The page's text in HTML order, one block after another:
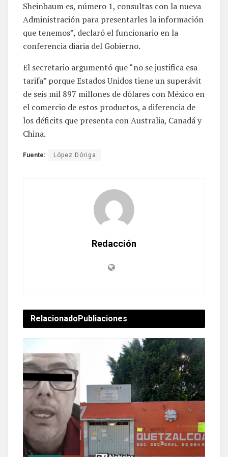
Sheinbaum es, número 1, consultas con la nueva
Administración para presentarles la información
que tenemos”, declaró el funcionario en la
conferencia diaria del Gobierno.
El secretario argumentó que “no se justifica esa
tarifa” porque Estados Unidos tiene un superávit
de seis mil 897 millones de dólares con México en
el comercio de estos productos, a diferencia de
los déficits que presenta con Australia, Canadá y
China.
Fuente: López Dóriga
Redacción
Relacionado Publiaciones